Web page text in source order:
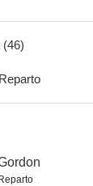
y detectives
(46)
Reparto
Reparto